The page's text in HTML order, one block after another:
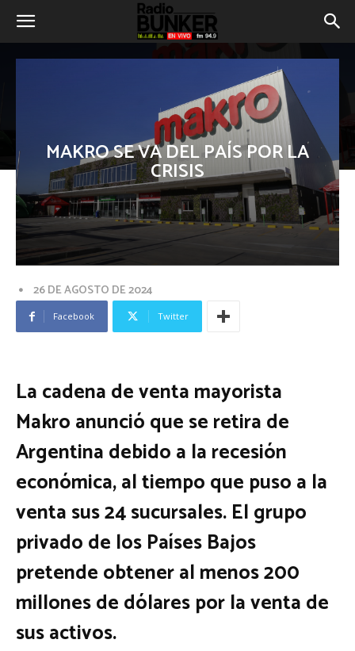
MAKRO SE VA DEL PAÍS POR LA
CRISIS
26 DE AGOSTO DE 2024
Facebook Twitter
La cadena de venta mayorista
Makro anunció que se retira de
Argentina debido a la recesión
económica, al tiempo que puso a la
venta sus 24 sucursales. El grupo
privado de los Países Bajos
pretende obtener al menos 200
millones de dólares por la venta de
sus activos.